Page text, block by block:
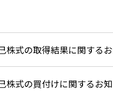
株式の取得結果に関する
株式の買付けに関するお